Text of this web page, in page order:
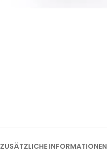
ZUSÄTZLICHE INFORMATIONEN